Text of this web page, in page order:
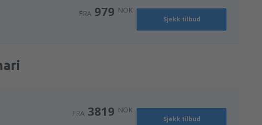
FRA 979 NOK
Sjekk tilbud
FRA 3819 NOK
Sjekk tilbud